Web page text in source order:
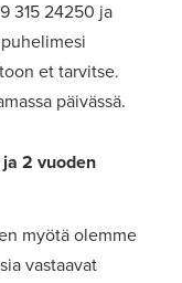
315 24250 ja
et tarvitse.
päivässä.
2 vuoden
myötä olemme
vastaavat